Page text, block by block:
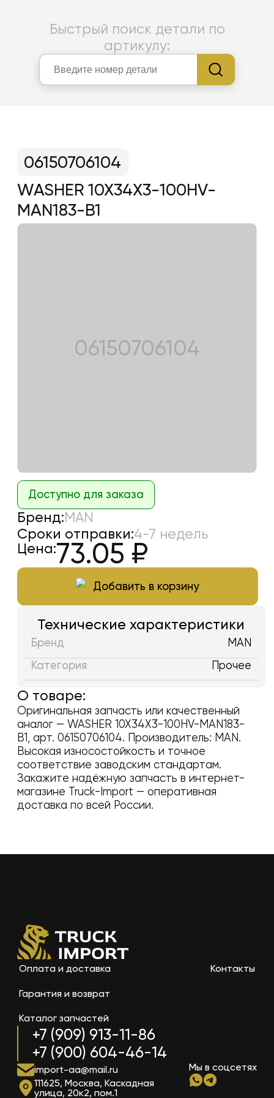
Быстрый поиск детали по
артикулу:
WASHER 10X34X3-100HV-
MAN183-B1
06150706104
06150706104
Доступно для заказа
Бренд:MAN
Сроки отправки:4-7 недель
Цена:73.05 ₽
Добавить в корзину
Технические характеристики
Бренд MAN
Категория Прочее
О товаре:
Оригинальная запчасть или качественный
аналог — WASHER 10X34X3-100HV-MAN183-
B1, арт. 06150706104. Производитель: MAN.
Высокая износостойкость и точное
соответствие заводским стандартам.
Закажите надёжную запчасть в интернет-
магазине Truck-Import — оперативная
доставка по всей России.
+7 (909) 913-11-86
+7 (900) 604-46-14
Оплата и доставка
Гарантия и возврат
Каталог запчастей
Контакты
import-aa@mail.ru
111625, Москва, Каскадная
улица, 20к2, пом.1
Мы в соцсетях